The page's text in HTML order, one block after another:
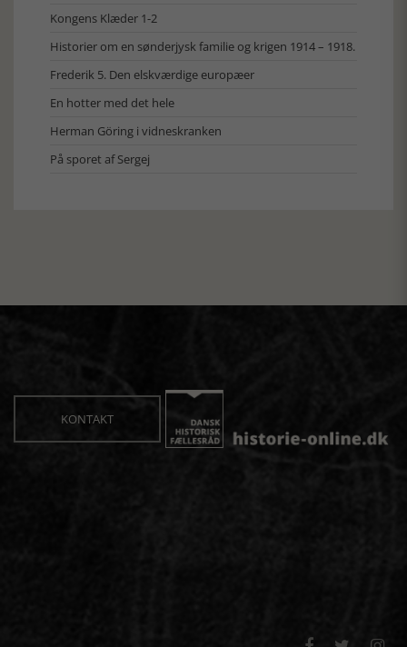
Kongens Klæder 1-2
Historier om en sønderjysk familie og krigen 1914 – 1918.
Frederik 5. Den elskværdige europæer
En hotter med det hele
Herman Göring i vidneskranken
På sporet af Sergej
KONTAKT